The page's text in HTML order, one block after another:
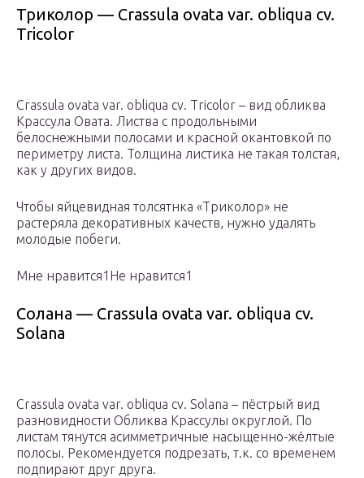
Триколор — Crassula ovata var. obliqua cv.
Tricolor
Crassula ovata var. obliqua cv. Tricolor – вид обликва
Крассула Овата. Листва с продольными
белоснежными полосами и красной окантовкой по
периметру листа. Толщина листика не такая толстая,
как у других видов.
Чтобы яйцевидная толсятнка «Триколор» не
растеряла декоративных качеств, нужно удалять
молодые побеги.
Мне нравится1Не нравится1
Солана — Crassula ovata var. obliqua cv.
Solana
Crassula ovata var. obliqua cv. Solana – пёстрый вид
разновидности Обликва Крассулы округлой. По
листам тянутся асимметричные насыщенно-жёлтые
полосы. Рекомендуется подрезать, т.к. со временем
подпирают друг друга.